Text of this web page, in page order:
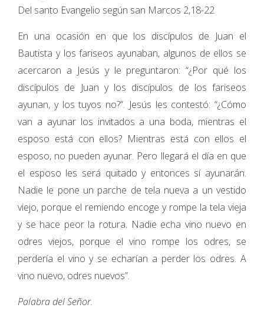
Del santo Evangelio según san Marcos 2,18-22
En una ocasión en que los discípulos de Juan el
Bautista y los fariseos ayunaban, algunos de ellos se
acercaron a Jesús y le preguntaron: “¿Por qué los
discípulos de Juan y los discípulos de los fariseos
ayunan, y los tuyos no?”. Jesús les contestó: “¿Cómo
van a ayunar los invitados a una boda, mientras el
esposo está con ellos? Mientras está con ellos el
esposo, no pueden ayunar. Pero llegará el día en que
el esposo les será quitado y entonces sí ayunarán.
Nadie le pone un parche de tela nueva a un vestido
viejo, porque el remiendo encoge y rompe la tela vieja
y se hace peor la rotura. Nadie echa vino nuevo en
odres viejos, porque el vino rompe los odres, se
perdería el vino y se echarían a perder los odres. A
vino nuevo, odres nuevos”.
Palabra del Señor.